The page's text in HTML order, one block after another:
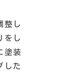
整し
をし
塗装
した